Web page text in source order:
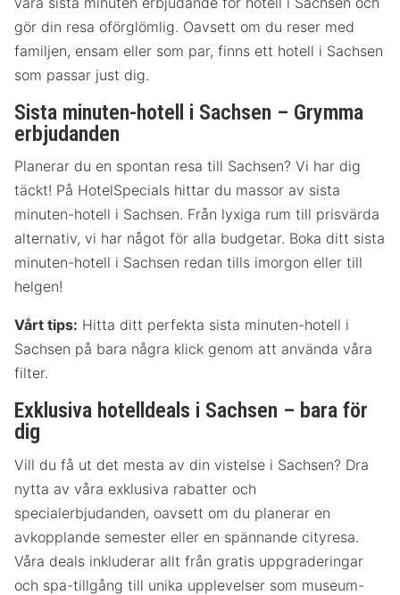
gör din resa oförglömlig. Oavsett om du reser med
familjen, ensam eller som par, finns ett hotell i Sachsen
som passar just dig.
Sista minuten-hotell i Sachsen – Grymma
erbjudanden
Planerar du en spontan resa till Sachsen? Vi har dig
täckt! På HotelSpecials hittar du massor av sista
minuten-hotell i Sachsen. Från lyxiga rum till prisvärda
alternativ, vi har något för alla budgetar. Boka ditt sista
minuten-hotell i Sachsen redan tills imorgon eller till
helgen!
Vårt tips: Hitta ditt perfekta sista minuten-hotell i
Sachsen på bara några klick genom att använda våra
filter.
Exklusiva hotelldeals i Sachsen – bara för
dig
Vill du få ut det mesta av din vistelse i Sachsen? Dra
nytta av våra exklusiva rabatter och
specialerbjudanden, oavsett om du planerar en
avkopplande semester eller en spännande cityresa.
Våra deals inkluderar allt från gratis uppgraderingar
och spa-tillgång till unika upplevelser som museum-